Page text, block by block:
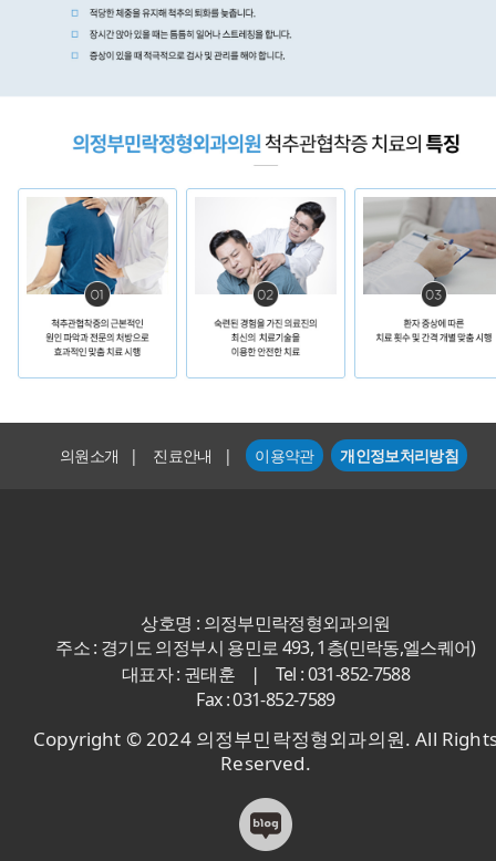
의원소개 | 진료안내 | 이용약관 개인정보처리방침
상호명 : 의정부민락정형외과의원
주소 : 경기도 의정부시 용민로 493, 1층(민락동,엘스퀘어)
대표자 : 권태훈
|
Tel : 031-852-7588
Fax : 031-852-7589
Copyright © 2024 의정부민락정형외과의원. All
Reserved.